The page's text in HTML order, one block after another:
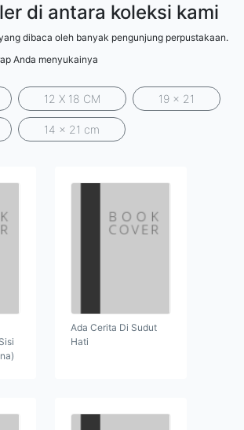
di antara koleksi kami
dibaca oleh banyak pengunjung perpustakaan.
Anda menyukainya
12 X 18 CM 19 x 21
14 x 21 cm
Ada Cerita Di Sudut
Hati